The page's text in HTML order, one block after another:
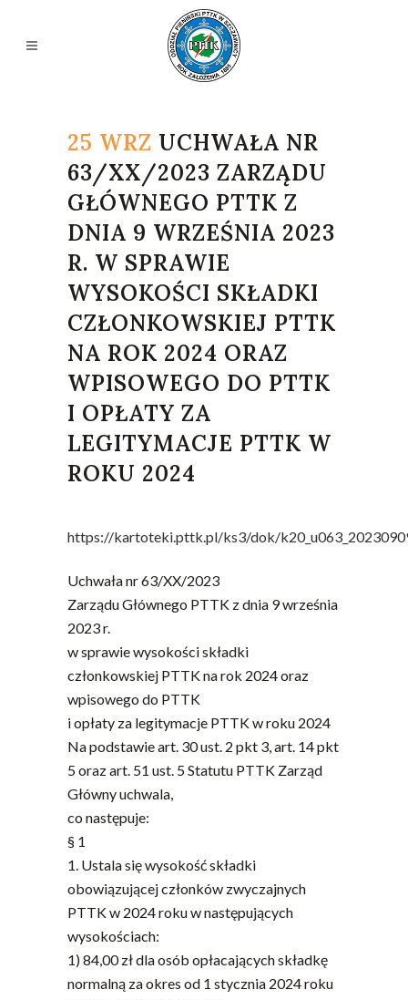
25 WRZ UCHWAŁA NR
63/XX/2023 ZARZĄDU
GŁÓWNEGO PTTK Z
DNIA 9 WRZEŚNIA 2023
R. W SPRAWIE
WYSOKOŚCI SKŁADKI
CZŁONKOWSKIEJ PTTK
NA ROK 2024 ORAZ
WPISOWEGO DO PTTK
I OPŁATY ZA
LEGITYMACJE PTTK W
ROKU 2024
https://kartoteki.pttk.pl/ks3/dok/
Uchwała nr 63/XX/2023
Zarządu Głównego PTTK z dnia 9 września
2023 r.
w sprawie wysokości składki
członkowskiej PTTK na rok 2024 oraz
wpisowego do PTTK
i opłaty za legitymacje PTTK w roku 2024
Na podstawie art. 30 ust. 2 pkt 3, art. 14 pkt
5 oraz art. 51 ust. 5 Statutu PTTK Zarząd
Główny uchwala,
co następuje:
§ 1
1. Ustala się wysokość składki
obowiązującej członków zwyczajnych
PTTK w 2024 roku w następujących
wysokościach:
1) 84,00 zł dla osób opłacających składkę
normalną za okres od 1 stycznia 2024 roku